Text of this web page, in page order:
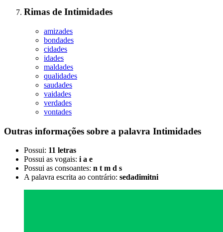
Rimas de Intimidades
amizades
bondades
cidades
idades
maldades
qualidades
saudades
vaidades
verdades
vontades
Outras informações sobre a palavra Intimidades
Possui: 11 letras
Possui as vogais: i a e
Possui as consoantes: n t m d s
A palavra escrita ao contrário: sedadimitni